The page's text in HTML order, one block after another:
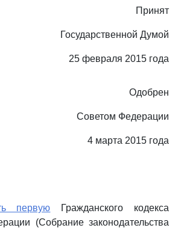
Принят
Государственной Думой
25 февраля 2015 года
Одобрен
Советом Федерации
4 марта 2015 года
первую Гражданского кодекса
(Собрание законодательства